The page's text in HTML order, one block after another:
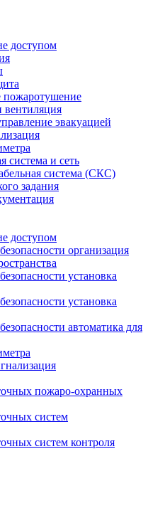
доступом
пожаротушение
вентиляция
эвакуацией
система и сеть
система (СКС)
задания
доступом
организация
установка
установка
автоматика для
пожаро-охранных
систем
систем контроля